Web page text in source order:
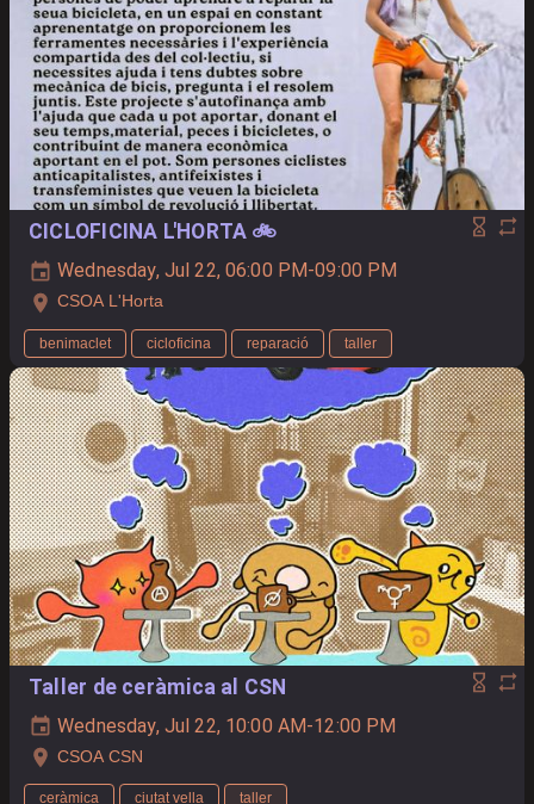
CICLOFICINA L'HORTA 🚲
Wednesday, Jul 22, 06:00 PM-09:00 PM
CSOA L'Horta
benimaclet cicloficina reparació taller
Taller de ceràmica al CSN
Wednesday, Jul 22, 10:00 AM-12:00 PM
CSOA CSN
ceràmica ciutat vella taller